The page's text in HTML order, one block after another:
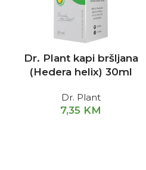
Dr. Plant kapi bršljana
(Hedera helix) 30ml
Dr. Plant
7,35 KM